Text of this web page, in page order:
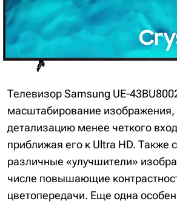
Телевизор Samsung UE-
масштабирование
детализацию менее четкого
приближая его к Ultra HD. Также
различные «улучшители»
числе повышающие
цветопередачи. Еще одна